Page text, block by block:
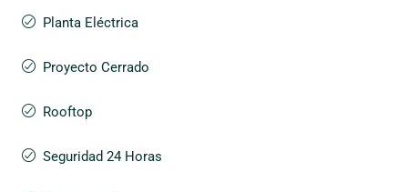
Planta Eléctrica
Proyecto Cerrado
Rooftop
Seguridad 24 Horas